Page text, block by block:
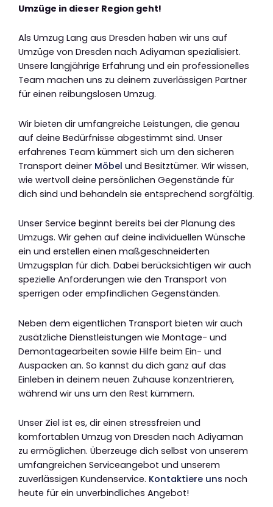
Umzüge in dieser Region geht!
Als Umzug Lang aus Dresden haben wir uns auf
Umzüge von Dresden nach Adiyaman spezialisiert.
Unsere langjährige Erfahrung und ein professionelles
Team machen uns zu deinem zuverlässigen Partner
für einen reibungslosen Umzug.
Wir bieten dir umfangreiche Leistungen, die genau
auf deine Bedürfnisse abgestimmt sind. Unser
erfahrenes Team kümmert sich um den sicheren
Transport deiner Möbel und Besitztümer. Wir wissen,
wie wertvoll deine persönlichen Gegenstände für
dich sind und behandeln sie entsprechend sorgfältig.
Unser Service beginnt bereits bei der Planung des
Umzugs. Wir gehen auf deine individuellen Wünsche
ein und erstellen einen maßgeschneiderten
Umzugsplan für dich. Dabei berücksichtigen wir auch
spezielle Anforderungen wie den Transport von
sperrigen oder empfindlichen Gegenständen.
Neben dem eigentlichen Transport bieten wir auch
zusätzliche Dienstleistungen wie Montage- und
Demontagearbeiten sowie Hilfe beim Ein- und
Auspacken an. So kannst du dich ganz auf das
Einleben in deinem neuen Zuhause konzentrieren,
während wir uns um den Rest kümmern.
Unser Ziel ist es, dir einen stressfreien und
komfortablen Umzug von Dresden nach Adiyaman
zu ermöglichen. Überzeuge dich selbst von unserem
umfangreichen Serviceangebot und unserem
zuverlässigen Kundenservice. Kontaktiere uns noch
heute für ein unverbindliches Angebot!